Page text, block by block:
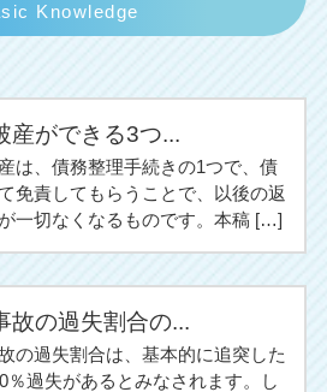
Knowledge
産ができる3つ...
は、債務整理手続きの1つで、債
免責してもらうことで、以後の返
一切なくなるものです。本稿 […]
故の過失割合の...
の過失割合は、基本的に追突した
％過失があるとみなされます。し